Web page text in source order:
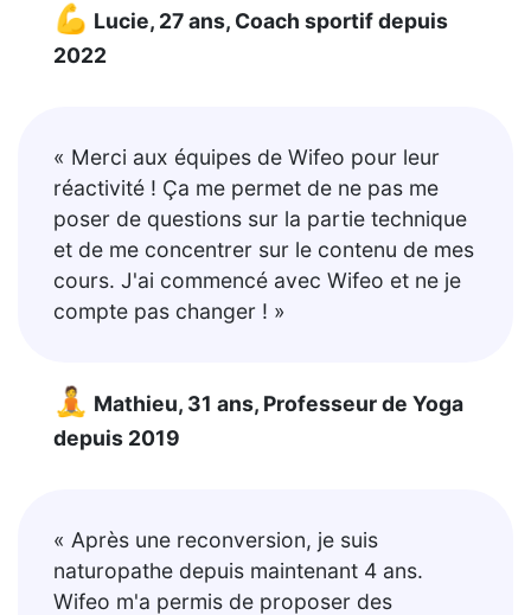
💪 Lucie, 27 ans, Coach sportif depuis
2022
« Merci aux équipes de Wifeo pour leur
réactivité ! Ça me permet de ne pas me
poser de questions sur la partie technique
et de me concentrer sur le contenu de mes
cours. J'ai commencé avec Wifeo et ne je
compte pas changer ! »
🧘 Mathieu, 31 ans, Professeur de Yoga
depuis 2019
« Après une reconversion, je suis
naturopathe depuis maintenant 4 ans.
Wifeo m'a permis de proposer des